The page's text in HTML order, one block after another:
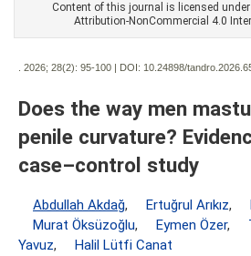
Content of this journal is licensed
Attribution-NonCommercial 4.0
. 2026; 28(2): 95-100 | DOI: 10.24898/
Does the way men
penile curvature?
case–control study
Abdullah Akdağ, Ertuğrul Arıkız,
Murat Öksüzoğlu, Eymen Özer,
Yavuz,
Halil Lütfi Canat